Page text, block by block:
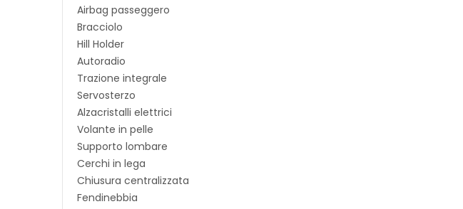
Airbag passeggero
Bracciolo
Hill Holder
Autoradio
Trazione integrale
Servosterzo
Alzacristalli elettrici
Volante in pelle
Supporto lombare
Cerchi in lega
Chiusura centralizzata
Fendinebbia